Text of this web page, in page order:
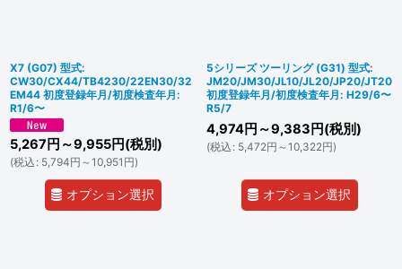
X7 (G07) 型式:
CW30/CX44/TB4230/22EN30/32
EM44 初度登録年月/初度検査年月:
R1/6〜
5,267 円 ～9,955円(税別)
(税込 : 5,794円 ～10,951 円)
オプション選択
5シリーズ ツーリング (G31) 型式:
JM20/JM30/JL10/JL20/JP20/JT20
初度登録年月/初度検査年月: H29/6〜
R5/7
4,974円 ～9,383 円(税別)
(税込 : 5,472円 ～10,322円)
オプション選択